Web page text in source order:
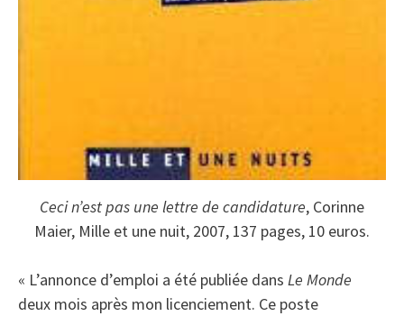
Ceci n’est pas une lettre de candidature, Corinne
Maier, Mille et une nuit, 2007, 137 pages, 10 euros.
« L’annonce d’emploi a été publiée dans Le Monde
deux mois après mon licenciement. Ce poste